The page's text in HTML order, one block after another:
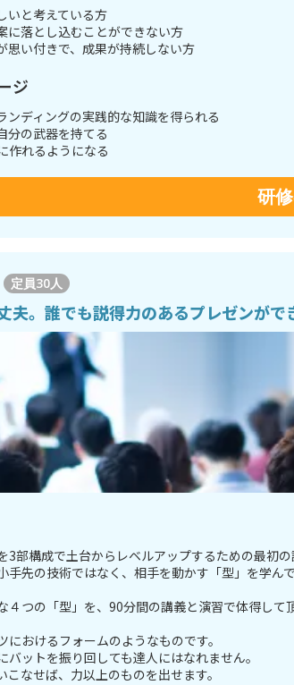
いと考えている方
に落とし込むことができない方
思い付きで、成果が持続しない方
ジ
ンディングの実践的な知識を得られる
分の武器を持てる
作れるようになる
研
定員30人
夫。誰でも説得力のあるプレゼンがで
3部構成で土台からレベルアップするための最初の
手先の技術ではなく、相手を動かす「型」を学んで
４つの「型」を、90分間の講義と演習で体得して
おけるフォームのようなものです。
ットを振り回しても達人にはなれません。
なせば、力以上のものを出せます。